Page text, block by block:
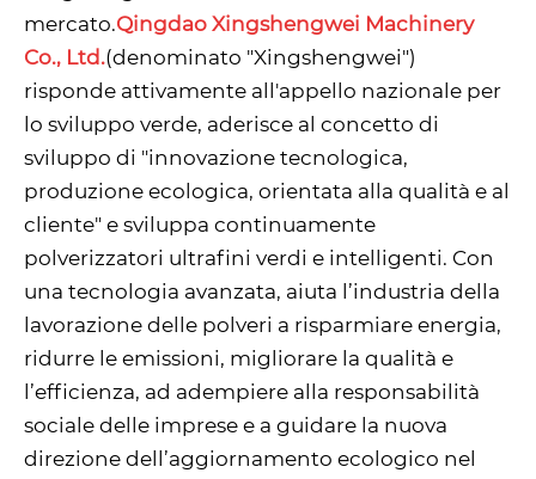
mercato.Qingdao Xingshengwei Machinery
Co., Ltd.(denominato "Xingshengwei")
risponde attivamente all'appello nazionale per
lo sviluppo verde, aderisce al concetto di
sviluppo di "innovazione tecnologica,
produzione ecologica, orientata alla qualità e al
cliente" e sviluppa continuamente
polverizzatori ultrafini verdi e intelligenti. Con
una tecnologia avanzata, aiuta l’industria della
lavorazione delle polveri a risparmiare energia,
ridurre le emissioni, migliorare la qualità e
l’efficienza, ad adempiere alla responsabilità
sociale delle imprese e a guidare la nuova
direzione dell’aggiornamento ecologico nel